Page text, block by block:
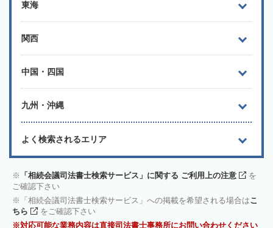
東海
関西
中国・四国
九州・沖縄
よく検索されるエリア
「相続会議司法書士検索サービス」に関する ご利用上の注意
を
ご確認下さい
「相続会議司法書士検索サービス」への掲載を希望される場合はこ
ちら
をご確認下さい
対応可能な業務内容は直接司法書士事務所にお問い合わせください